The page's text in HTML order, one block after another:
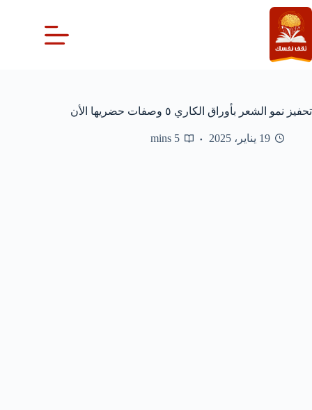
التجاوز
إلى
المحتوى
تحفيز نمو الشعر بأوراق الكاري ٥ وصفات حضريها الأن
19 يناير، 2025 5 mins